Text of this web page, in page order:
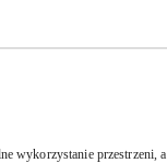
wykorzystanie przestrzeni, a